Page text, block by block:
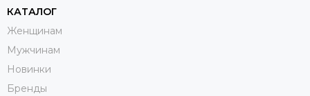
КАТАЛОГ
Женщинам
Мужчинам
Новинки
Бренды